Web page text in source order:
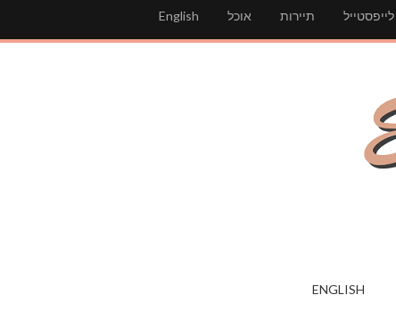
English אוכל תיירות לייפסטייל
ENGLISH